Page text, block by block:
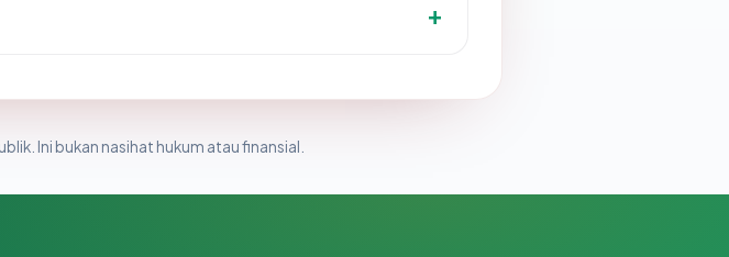
Ini bukan nasihat hukum atau finansial.